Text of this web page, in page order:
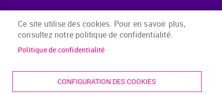
Menu Pied de page
Accueil
Mentions légales
Ce site utilise des cookies. Pour en savoir plus,
consultez notre politique de confidentialité.
Politique de confidentialité
CONFIGURATION DES COOKIES